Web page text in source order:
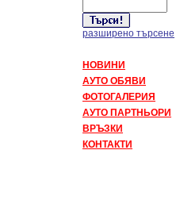
разширено търсене
НОВИНИ
АУТО ОБЯВИ
ФОТОГАЛЕРИЯ
АУТО ПАРТНЬОРИ
ВРЪЗКИ
КОНТАКТИ